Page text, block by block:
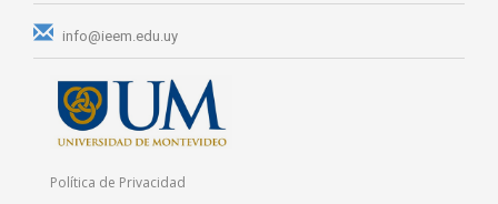
info@ieem.edu.uy
Política de Privacidad